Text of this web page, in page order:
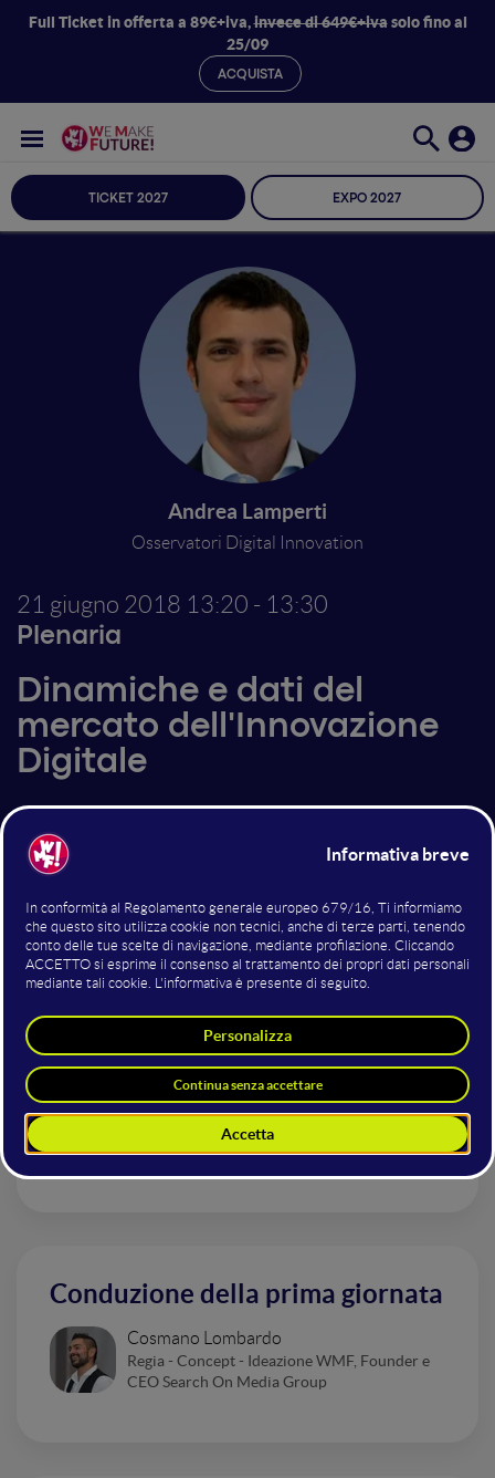
Full Ticket in offerta a 89€+iva,invece di 649€+ivasolo fino al
25/09
ACQUISTA
TICKET 2027 EXPO 2027
Andrea Lamperti
Osservatori Digital Innovation
21 giugno 2018 13:20 - 13:30
Plenaria
Dinamiche e dati del
mercato dell'Innovazione
Digitale
Plenaria
Apertura con Elio e ospite a
sorpresa
Cosmano Lombardo
Regia - Concept - Ideazione WMF, Founder e
CEO Search On Media Group
Conduzione della prima giornata
Cosmano Lombardo
Regia - Concept - Ideazione WMF, Founder e
CEO Search On Media Group